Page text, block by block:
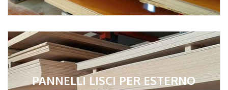
PANNELLI LISCI PER ESTERNO